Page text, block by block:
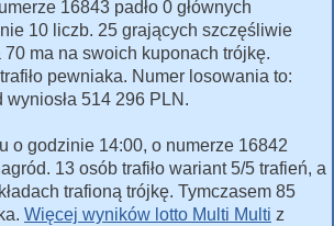
16843 padło 0 głównych
10 liczb. 25 grających szczęśliwie
70 ma na swoich kuponach trójkę.
pewniaka. Numer losowania to:
514 296 PLN.
o godzinie 14:00, o numerze 16842
13 osób trafiło wariant 5/5 trafień, a
trafioną trójkę. Tymczasem 85
Więcej wyników lotto Multi Multi z